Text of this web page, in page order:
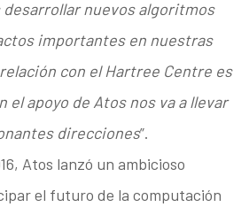
desarrollar nuevos algoritmos
importantes en nuestras
con el Hartree Centre es
el apoyo de Atos nos va a llevar
direcciones”.
Atos lanzó un ambicioso
el futuro de la computación